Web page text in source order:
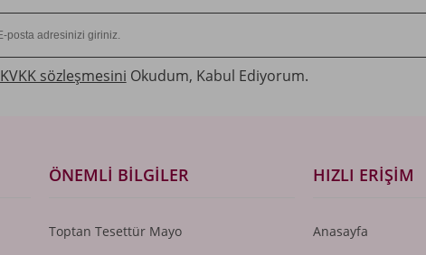
KVKK sözleşmesini Okudum, Kabul Ediyorum.
ÖNEMLI BILGILER
Toptan Tesettür Mayo
HIZLI ERIŞIM
Anasayfa